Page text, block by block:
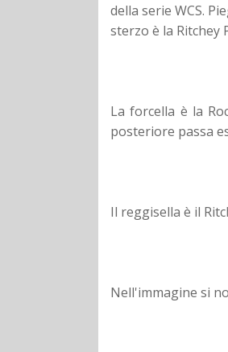
della serie WCS.
sterzo è la Ritchey
La forcella è la
posteriore passa
Il reggisella è il
Nell'immagine si